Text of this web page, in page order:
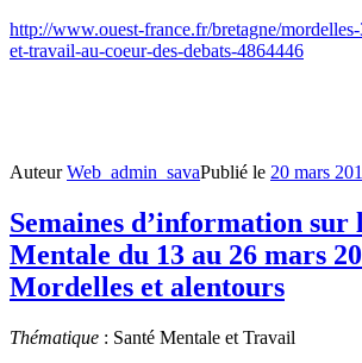
http://www.ouest-france.fr/bretagne/
et-travail-au-coeur-des-debats-4864446
AuteurWeb_admin_savaPublié le 20 mars
Semaines d’information sur
Mentale du 13 au 26 mars
Mordelles et alentours
Thématique : Santé Mentale et Travail